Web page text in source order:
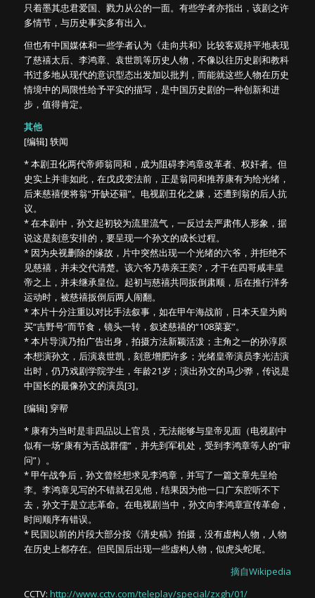
只着墨其忠君爱国、戮力从公的一面。有些学者亦指出，该剧之许
多情节，与历史事实多有出入。
但也有中国媒体和一些学者认为《走向共和》比较客观持平地表现
了慈禧太后、李鸿章、袁世凯等历史人物，不像以往历史剧和教科
书过多地从现代的意识型态出发加以批判，而能就这些人物在历史
情境中的局限性给予平实的描写，是中国历史剧的一种创新和进
步，值得肯定。
其他
[编辑] 轶闻
* 本剧丑化两代帝师翁同和，成为阻碍李鸿章改革者、权奸者。但
史实上并非如此，在戊戌变法前，正是翁同和推荐康有为给光绪，
后来慈禧便将翁“开缺还籍”。电视剧丑化之嫌，还遭到翁的后人抗
议。
* 在本剧中，孙文起初较为流里流气，一反过去严肃伟人形象，据
说这是刻意安排的，要呈现一个孙文的成长过程。
* 因为央视删除的缘故，片中突然出现一个光绪的六爷，并拒绝不
见慈禧，并未交代清楚。该六爷乃恭亲王奕?，才干在四哥咸丰皇
帝之上，并未继承皇位。起初与慈禧共同扳倒肃顺，后在推行洋务
运动时，被慈禧扳倒后两人闹翻。
* 本片十分注重以对比手法叙事，如在甲午海战前，日本天皇为购
买“吉野号”而节食，镜头一转，叙述慈禧的“108菜宴”。
* 本片导演乃拍广告出身，拍摄方法新颖活泼；主角之一的孙淳原
本想演孙文，后演袁世凯，刻意增肥许多；光绪皇帝演员李光洁演
出时，仍乃戏剧学院学生，年龄21岁；演出孙文的马少骅，传说是
中国长的最像孙文的演员[3]。
[编辑] 穿帮
* 康有为当时是非四品以上官员，无法能够与皇帝见面（电视剧中
似有一场“康有为舌战群儒”，并先到军机处，受到李鸿章等人的“审
问”）。
* 甲午战争后，孙文曾经想求见李鸿章，并写了一篇文章先呈给
李。李鸿章见写的不错就召见他，结果因为他一口广东腔听不下
去，孙文于是立志革命。在电视剧当中，孙文向李鸿章宣传革命，
时间顺序有错误。
* 民国以前的片段大部分按《清史稿》拍摄，没有虚构人物，人物
在历史上都存在。但民国后出现一些虚构人物，似虎头蛇尾。
摘自Wikipedia
CCTV: http://www.cctv.com/teleplay/special/zxgh/01/